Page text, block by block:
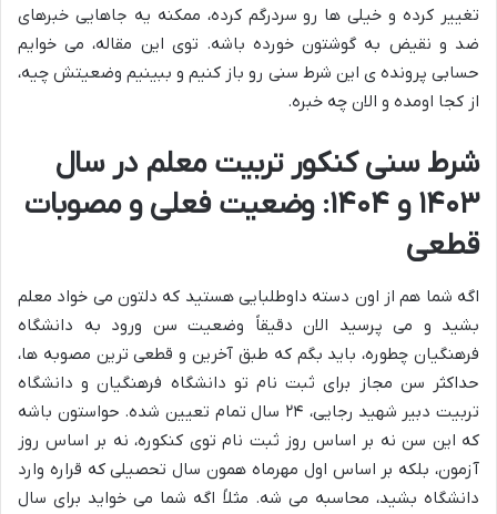
تغییر کرده و خیلی ها رو سردرگم کرده، ممکنه یه جاهایی خبرهای
ضد و نقیض به گوشتون خورده باشه. توی این مقاله، می خوایم
حسابی پرونده ی این شرط سنی رو باز کنیم و ببینیم وضعیتش چیه،
از کجا اومده و الان چه خبره.
شرط سنی کنکور تربیت معلم در سال
۱۴۰۳ و ۱۴۰۴: وضعیت فعلی و مصوبات
قطعی
اگه شما هم از اون دسته داوطلبایی هستید که دلتون می خواد معلم
بشید و می پرسید الان دقیقاً وضعیت سن ورود به دانشگاه
فرهنگیان چطوره، باید بگم که طبق آخرین و قطعی ترین مصوبه ها،
حداکثر سن مجاز برای ثبت نام تو دانشگاه فرهنگیان و دانشگاه
تربیت دبیر شهید رجایی، ۲۴ سال تمام تعیین شده. حواستون باشه
که این سن نه بر اساس روز ثبت نام توی کنکوره، نه بر اساس روز
آزمون، بلکه بر اساس اول مهرماه همون سال تحصیلی که قراره وارد
دانشگاه بشید، محاسبه می شه. مثلاً اگه شما می خواید برای سال